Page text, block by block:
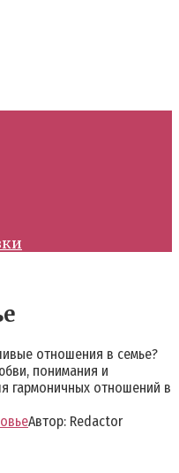
отношения в семье?
понимания и
гармоничных отношений в
Автор: Redactor